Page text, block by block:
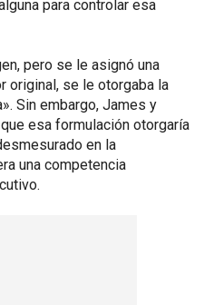
para controlar esa
pero se le asignó una
original, se le otorgaba la
Sin embargo, James y
esa formulación otorgaría
en la
una competencia